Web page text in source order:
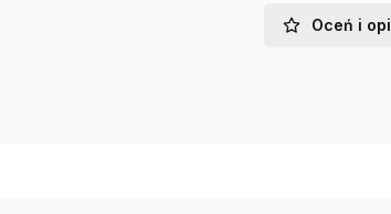
Oceń i